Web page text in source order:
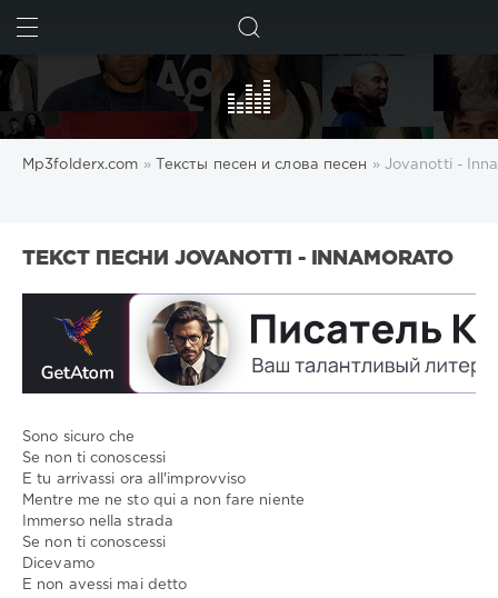
Mp3folderx.com » Тексты песен и слова песен » Jovanotti -
ТЕКСТ ПЕСНИ JOVANOTTI - INNAMORATO
317
Sono sicuro che
Se non ti conoscessi
E tu arrivassi ora all'improvviso
Mentre me ne sto qui a non fare niente
Immerso nella strada
Se non ti conoscessi
Dicevamo
E non avessi mai detto